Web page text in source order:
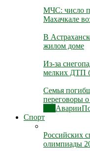
МЧС: число
Махачкале
В
жилом доме
Из-за
мелких ДТП
Семья
переговоры
Аварии
Спорт
Российских
олимпиады